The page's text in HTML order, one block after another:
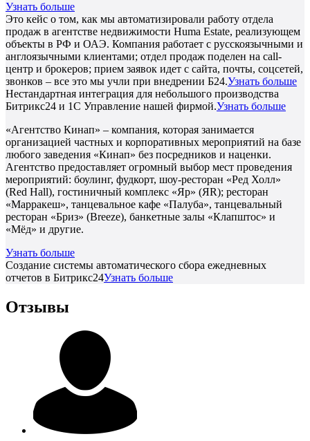
Узнать больше
Это кейс о том, как мы автоматизировали работу отдела
продаж в агентстве недвижимости Huma Estate, реализующем
объекты в РФ и ОАЭ. Компания работает с русскоязычными и
англоязычными клиентами; отдел продаж поделен на call-
центр и брокеров; прием заявок идет с сайта, почты, соцсетей,
звонков – все это мы учли при внедрении Б24.Узнать больше
Нестандартная интеграция для небольшого производства
Битрикс24 и 1С Управление нашей фирмой.Узнать больше
«Агентство Кинап» – компания, которая занимается
организацией частных и корпоративных мероприятий на базе
любого заведения «Кинап» без посредников и наценки.
Агентство предоставляет огромный выбор мест проведения
мероприятий: боулинг, фудкорт, шоу-ресторан «Ред Холл»
(Red Hall), гостиничный комплекс «Яр» (ЯR); ресторан
«Марракеш», танцевальное кафе «Палуба», танцевальный
ресторан «Бриз» (Breeze), банкетные залы «Клапштос» и
«Мёд» и другие.
Узнать больше
Создание системы автоматического сбора ежедневных
отчетов в Битрикс24Узнать больше
Отзывы